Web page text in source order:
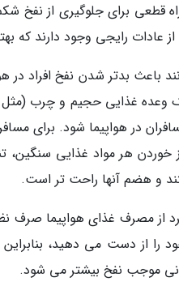
قطعی برای جلوگیری از نفخ
عادات رایجی وجود دارند که
باعث بدتر شدن نفخ افراد
غذایی حجیم و چرب (مثل
در هواپیما شود. برای
از خوردن هر مواد غذایی
و هضم آنها راحت تر است.
از مصرف غذای هواپیما صرف
را از دست می دهید،
موجب نفخ بیشتر می شود.